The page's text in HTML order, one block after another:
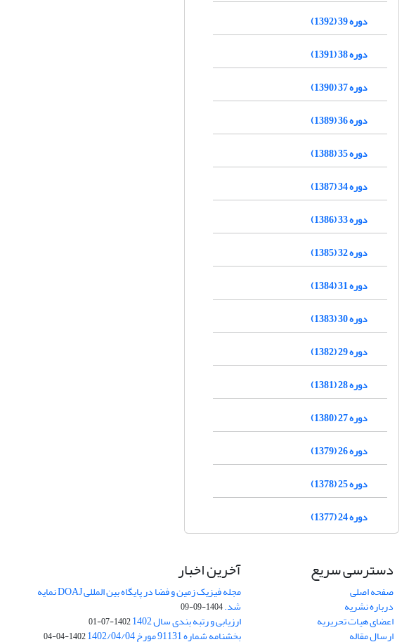
دوره 39 (1392)
دوره 38 (1391)
دوره 37 (1390)
دوره 36 (1389)
دوره 35 (1388)
دوره 34 (1387)
دوره 33 (1386)
دوره 32 (1385)
دوره 31 (1384)
دوره 30 (1383)
دوره 29 (1382)
دوره 28 (1381)
دوره 27 (1380)
دوره 26 (1379)
دوره 25 (1378)
دوره 24 (1377)
دسترسی سریع
صفحه اصلی
درباره نشریه
اعضای هیات تحریریه
ارسال مقاله
آخرین اخبار
مجله فیزیک زمین و فضا در پایگاه بین المللی DOAJ نمایه
شد.1404-09-09
ارزیابی و رتبه بندی سال 1402 1402-07-01
بخشنامه شماره 91131 مورخ 1402/04/04 1402-04-04